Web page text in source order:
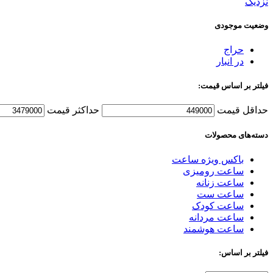
وضعیت موجودی
حراج
در انبار
فیلتر بر اساس قیمت:
حداقل قیمت حداکثر قیمت
دسته‌های محصولات
باکس ویژه ساعت
ساعت رومیزی
ساعت زنانه
ساعت ست
ساعت کودک
ساعت مردانه
ساعت هوشمند
فیلتر بر اساس: